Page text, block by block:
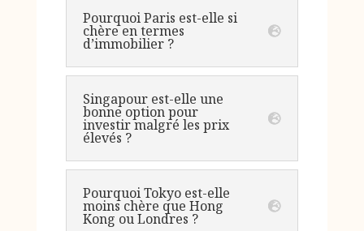
Pourquoi Paris est-elle si
chère en termes
d’immobilier ?
Singapour est-elle une
bonne option pour
investir malgré les prix
élevés ?
Pourquoi Tokyo est-elle
moins chère que Hong
Kong ou Londres ?